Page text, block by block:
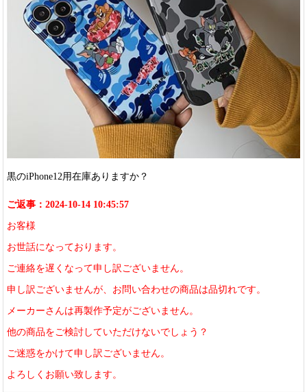
黒のiPhone12用在庫ありますか？
ご返事：2024-10-14 10:45:57
お客様
お世話になっております。
ご連絡を遅くなって申し訳ございません。
申し訳ございませんが、お問い合わせの商品は品切れです。
メーカーさんは再製作予定がございません。
他の商品をご検討していただけないでしょう？
ご迷惑をかけて申し訳ございません。
よろしくお願い致します。